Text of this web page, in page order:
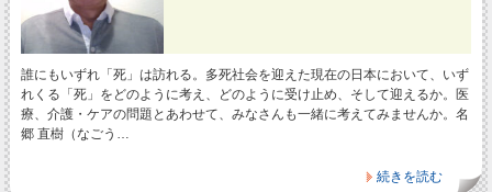
誰にもいずれ「死」は訪れる。多死社会を迎えた現在の日本において、いず
れくる「死」をどのように考え、どのように受け止め、そして迎えるか。医
療、介護・ケアの問題とあわせて、みなさんも一緒に考えてみませんか。名
郷 直樹（なごう…
続きを読む